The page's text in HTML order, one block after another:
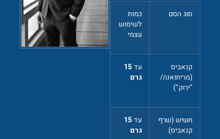
סוג הסם
כמות
לשימוש
עצמי
קנאביס
(מריחואנה/
"ירוק")
עד 15
גרם
חשיש (שרף
קנאביס)
עד 15
גרם